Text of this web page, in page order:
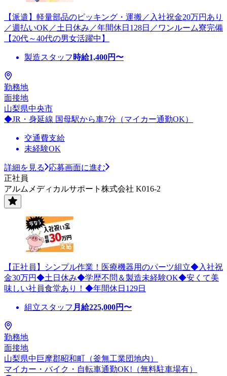
【派遣】軽量部品のピッキング・運搬／入社祝金20万円あり
／週払いOK／土日休み／年間休日128日／ワンルーム寮完備
【20代～40代の男女活躍中】
製造スタッフ 時給1,400円〜
勤務地
面接地
山梨県中央市
◆JR・身延線 国母駅から車7分（マイカー通勤OK）
交通費支給
未経験OK
詳細を見る
応募画面に進む
正社員
アルムメディカルサポート株式会社 K016-2
【正社員】シンプル作業！医療機器用のパーツ組立◆入社祝
金30万円◆土日休み◆学歴不問＆製造未経験OK◆安くて美
味しい社員食堂あり！◆年間休日129日
組立スタッフ 月給225,000円〜
勤務地
面接地
山梨県中巨摩郡昭和町（釜無工業団地内）
マイカー・バイク・自転車通勤OK!（無料駐車場有）